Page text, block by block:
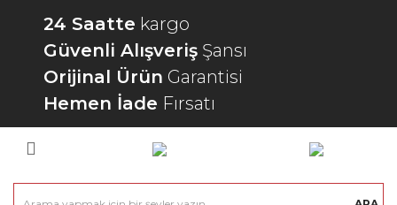
24 Saatte kargo
Güvenli Alışveriş Şansı
Orijinal Ürün Garantisi
Hemen İade Fırsatı